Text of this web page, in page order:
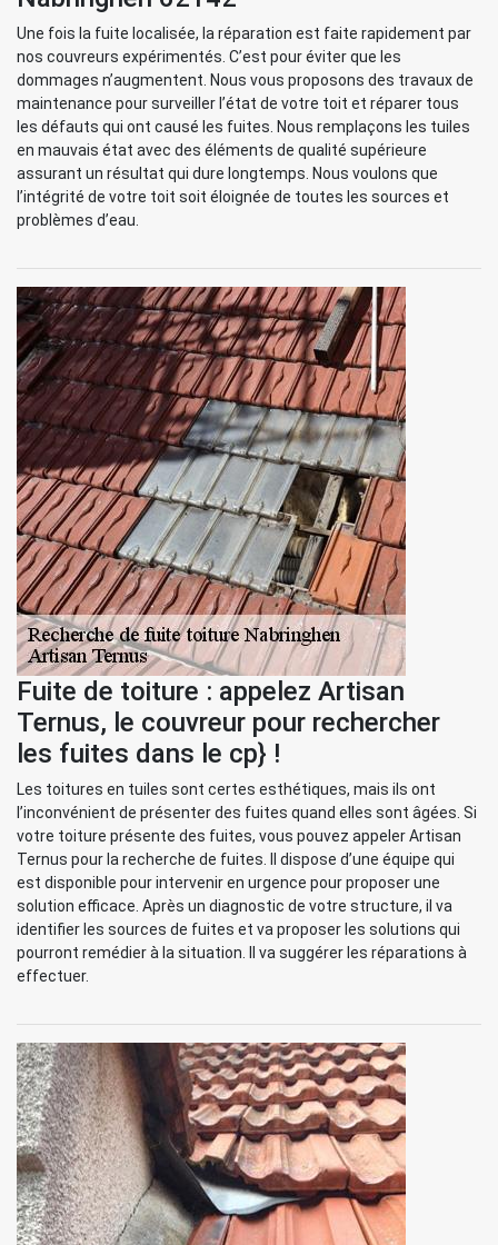
Une fois la fuite localisée, la réparation est faite rapidement par
nos couvreurs expérimentés. C’est pour éviter que les
dommages n’augmentent. Nous vous proposons des travaux de
maintenance pour surveiller l’état de votre toit et réparer tous
les défauts qui ont causé les fuites. Nous remplaçons les tuiles
en mauvais état avec des éléments de qualité supérieure
assurant un résultat qui dure longtemps. Nous voulons que
l’intégrité de votre toit soit éloignée de toutes les sources et
problèmes d’eau.
Fuite de toiture : appelez Artisan
Ternus, le couvreur pour rechercher
les fuites dans le cp} !
Les toitures en tuiles sont certes esthétiques, mais ils ont
l’inconvénient de présenter des fuites quand elles sont âgées. Si
votre toiture présente des fuites, vous pouvez appeler Artisan
Ternus pour la recherche de fuites. Il dispose d’une équipe qui
est disponible pour intervenir en urgence pour proposer une
solution efficace. Après un diagnostic de votre structure, il va
identifier les sources de fuites et va proposer les solutions qui
pourront remédier à la situation. Il va suggérer les réparations à
effectuer.